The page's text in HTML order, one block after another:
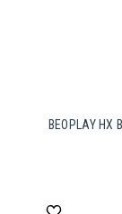
BEOPLAY